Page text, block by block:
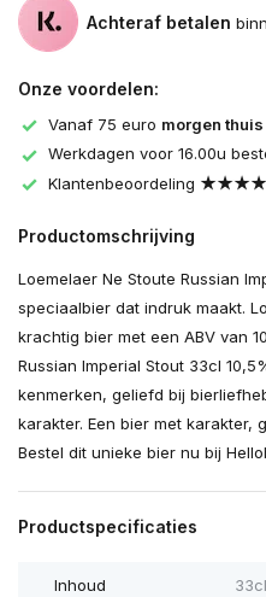
Achteraf betalen
Onze voordelen:
Vanaf 75 euro morgen thuis
Werkdagen voor 16.00u
Klantenbeoordeling
Productomschrijving
Loemelaer Ne Stoute Russian
speciaalbier dat indruk maakt.
krachtig bier met een ABV van
Russian Imperial Stout 33cl
kenmerken, geliefd bij
karakter. Een bier met karakter,
Bestel dit unieke bier nu bij
Productspecificaties
Inhoud 33cl